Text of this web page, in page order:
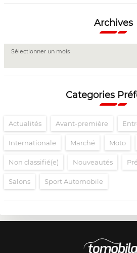
Archives
Archives
Sélectionner un mois
Categories
Actualités Avant-première
Internationale Marché Moto
Non classifié(e) Nouveautés
Salons Sport Automobile